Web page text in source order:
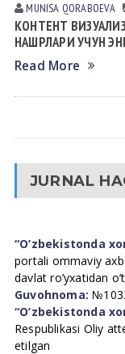
MUNISA QORАBOEVА
КОНТEНТ
НАШРЛАРИ УЧУН
Read More
JURNAL
“O’zbekistonda
portali ommaviy
davlat ro’yxatidan
Guvohnoma:
“O’zbekistonda
Respublikasi Oliy
etilgan